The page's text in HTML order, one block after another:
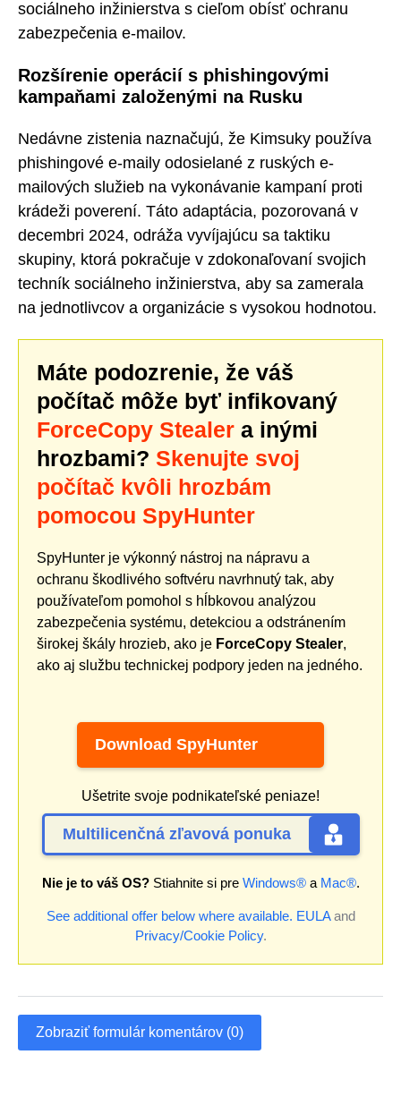
sociálneho inžinierstva s cieľom obísť ochranu
zabezpečenia e-mailov.
Rozšírenie operácií s phishingovými
kampaňami založenými na Rusku
Nedávne zistenia naznačujú, že Kimsuky používa
phishingové e-maily odosielané z ruských e-
mailových služieb na vykonávanie kampaní proti
krádeži poverení. Táto adaptácia, pozorovaná v
decembri 2024, odráža vyvíjajúcu sa taktiku
skupiny, ktorá pokračuje v zdokonaľovaní svojich
techník sociálneho inžinierstva, aby sa zamerala
na jednotlivcov a organizácie s vysokou hodnotou.
Máte podozrenie, že váš
počítač môže byť infikovaný
ForceCopy Stealer a inými
hrozbami? Skenujte svoj
počítač kvôli hrozbám
pomocou SpyHunter
SpyHunter je výkonný nástroj na nápravu a
ochranu škodlivého softvéru navrhnutý tak, aby
používateľom pomohol s hĺbkovou analýzou
zabezpečenia systému, detekciou a odstránením
širokej škály hrozieb, ako je ForceCopy Stealer,
ako aj službu technickej podpory jeden na jedného.
Download SpyHunter
Ušetrite svoje podnikateľské peniaze!
Multilicenčná zľavová ponuka
Nie je to váš OS?Stiahnite si pre Windows®a Mac®.
See additional offer below where available. EULAand
Privacy/Cookie Policy.
Zobraziť formulár komentárov (0)